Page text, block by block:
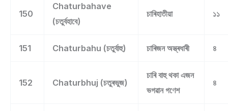
150
Chaturbahave
(চতুৰ্বহাবে)
চাৰিহাতীয়া ১১
151 Chaturbahu (চতুৰ্বাহু) চাৰিজন অস্ত্ৰধাৰী ৪
152 Chaturbhuj (চতুৰভুজ)
চাৰি বাহু থকা এজন
ভগৱান গণেশ
৪